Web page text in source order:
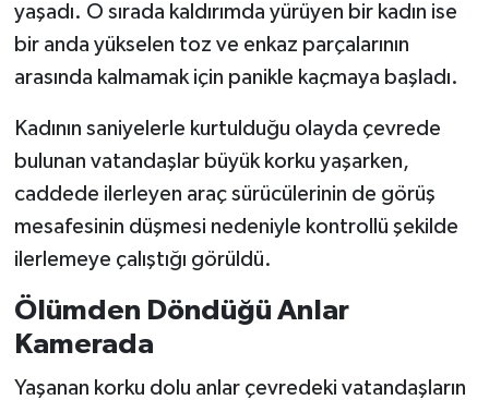
yaşadı. O sırada kaldırımda yürüyen bir kadın ise
bir anda yükselen toz ve enkaz parçalarının
arasında kalmamak için panikle kaçmaya başladı.
Kadının saniyelerle kurtulduğu olayda çevrede
bulunan vatandaşlar büyük korku yaşarken,
caddede ilerleyen araç sürücülerinin de görüş
mesafesinin düşmesi nedeniyle kontrollü şekilde
ilerlemeye çalıştığı görüldü.
Ölümden Döndüğü Anlar
Kamerada
Yaşanan korku dolu anlar çevredeki vatandaşların